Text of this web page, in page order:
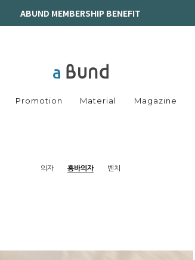
ABUND MEMBERSHIP BENEFIT
Promotion Material Magazine
의자 홈바의자 벤치